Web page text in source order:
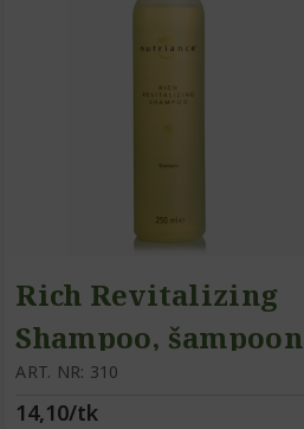
Rich Revitalizing
Shampoo, šampoon
ART. NR: 310
14,10/tk